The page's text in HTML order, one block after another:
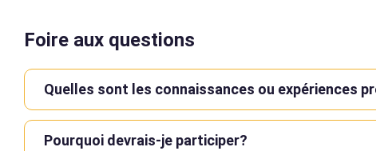
Foire aux questions
Quelles sont les connaissances ou expériences
Pourquoi devrais-je participer?